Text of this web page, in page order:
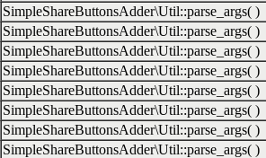
SimpleShareButtonsAdder\Util::parse_args( )
SimpleShareButtonsAdder\Util::parse_args( )
SimpleShareButtonsAdder\Util::parse_args( )
SimpleShareButtonsAdder\Util::parse_args( )
SimpleShareButtonsAdder\Util::parse_args( )
SimpleShareButtonsAdder\Util::parse_args( )
SimpleShareButtonsAdder\Util::parse_args( )
SimpleShareButtonsAdder\Util::parse_args( )